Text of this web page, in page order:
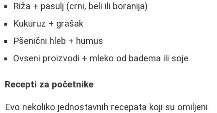
Riža + pasulj (crni, beli ili boranija)
Kukuruz + grašak
Pšenični hleb + humus
Ovseni proizvodi + mleko od badema ili soje
Recepti za početnike
Evo nekoliko jednostavnih recepata koji su omiljeni